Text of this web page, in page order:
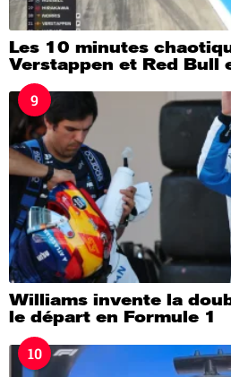
Les 10 minutes
Verstappen et Red Bull
9
Williams invente la
le départ en Formule 1
10